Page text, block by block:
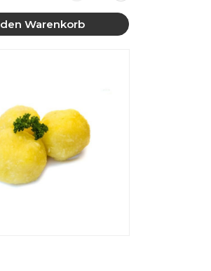
Mehr anzeigen
Warenkorb